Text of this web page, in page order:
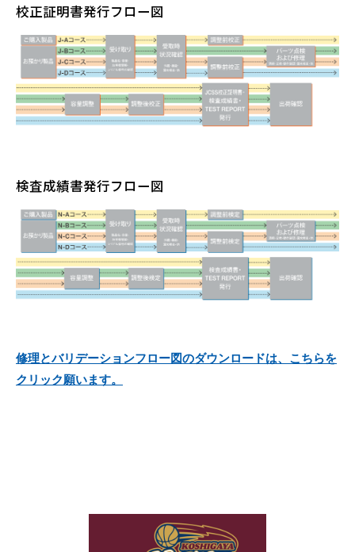
校正証明書発行フロー図
検査成績書発行フロー図
修理とバリデーションフロー図のダウンロードは、こちらを
クリック願います。